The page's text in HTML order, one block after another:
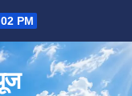
PM